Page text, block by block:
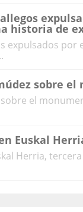
historia de
expulsados
sobre el
el
Euskal
Herria,